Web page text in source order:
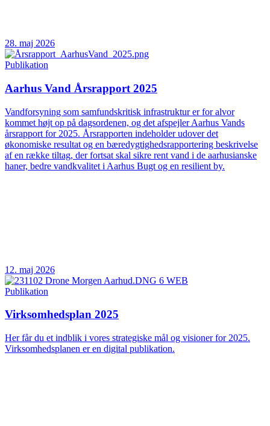
28. maj 2026
Publikation
Aarhus Vand Årsrapport 2025
Vandforsyning som samfundskritisk infrastruktur er for alvor
kommet højt op på dagsordenen, og det afspejler Aarhus Vands
årsrapport for 2025. Årsrapporten indeholder udover det
økonomiske resultat og en bæredygtighedsrapportering beskrivelse
af en række tiltag, der fortsat skal sikre rent vand i de aarhusianske
haner, bedre vandkvalitet i Aarhus Bugt og en resilient by.
12. maj 2026
Publikation
Virksomhedsplan 2025
Her får du et indblik i vores strategiske mål og visioner for 2025.
Virksomhedsplanen er en digital publikation.